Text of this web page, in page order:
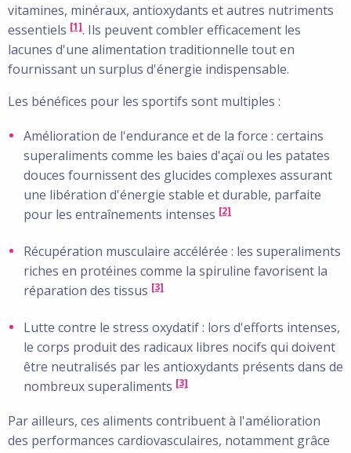
vitamines, minéraux, antioxydants et autres nutriments
essentiels [1]. Ils peuvent combler efficacement les
lacunes d'une alimentation traditionnelle tout en
fournissant un surplus d'énergie indispensable.
Les bénéfices pour les sportifs sont multiples :
Amélioration de l'endurance et de la force : certains
superaliments comme les baies d'açaï ou les patates
douces fournissent des glucides complexes assurant
une libération d'énergie stable et durable, parfaite
pour les entraînements intenses [2]
Récupération musculaire accélérée : les superaliments
riches en protéines comme la spiruline favorisent la
réparation des tissus [3]
Lutte contre le stress oxydatif : lors d'efforts intenses,
le corps produit des radicaux libres nocifs qui doivent
être neutralisés par les antioxydants présents dans de
nombreux superaliments [3]
Par ailleurs, ces aliments contribuent à l'amélioration
des performances cardiovasculaires, notamment grâce